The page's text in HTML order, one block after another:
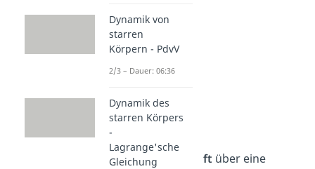
Arbeit
Indem du die Kraft über eine
Dynamik von
starren
Körpern - PdvV
2/3 – Dauer: 06:36
Dynamik des
starren Körpers
-
Lagrange'sche
Gleichung